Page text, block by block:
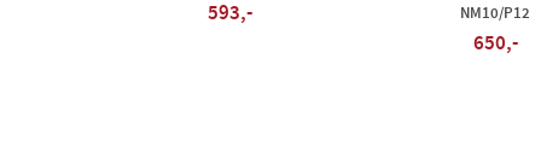
593,-
NM10/P12
650,-